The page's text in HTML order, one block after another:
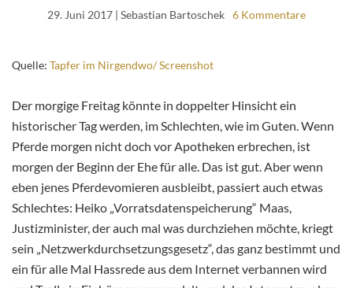
29. Juni 2017 | Sebastian Bartoschek 6 Kommentare
Quelle: Tapfer im Nirgendwo/ Screenshot
Der morgige Freitag könnte in doppelter Hinsicht ein
historischer Tag werden, im Schlechten, wie im Guten. Wenn
Pferde morgen nicht doch vor Apotheken erbrechen, ist
morgen der Beginn der Ehe für alle. Das ist gut. Aber wenn
eben jenes Pferdevomieren ausbleibt, passiert auch etwas
Schlechtes: Heiko „Vorratsdatenspeicherung“ Maas,
Justizminister, der auch mal was durchziehen möchte, kriegt
sein „Netzwerkdurchsetzungsgesetz“, das ganz bestimmt und
ein für alle Mal Hassrede aus dem Internet verbannen wird